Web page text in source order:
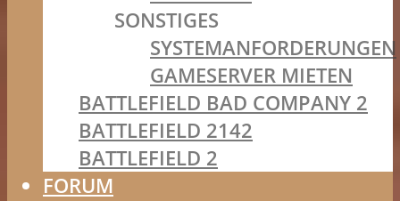
SONSTIGES
SYSTEMANFORDERUNGEN
GAMESERVER MIETEN
BATTLEFIELD BAD COMPANY 2
BATTLEFIELD 2142
BATTLEFIELD 2
FORUM